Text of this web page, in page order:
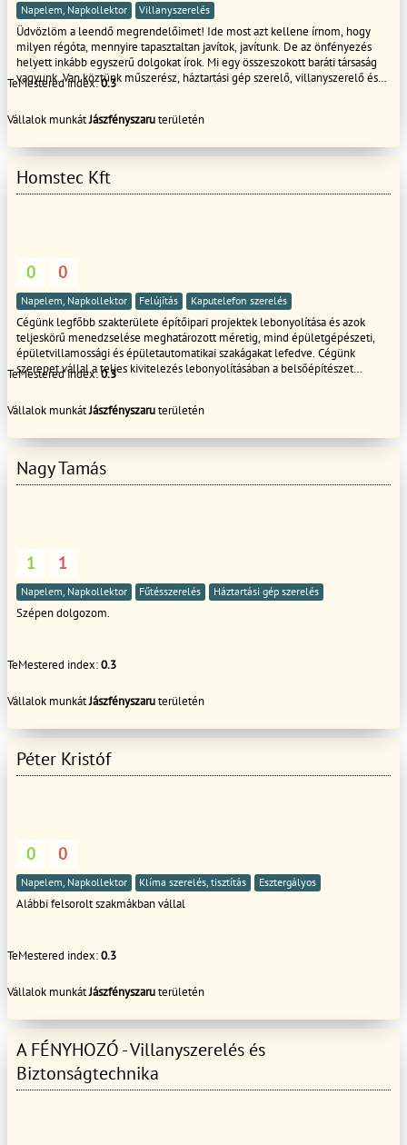
Napelem, Napkollektor Villanyszerelés
Üdvözlöm a leendő megrendelőimet! Ide most azt kellene írnom, hogy
milyen régóta, mennyire tapasztaltan javítok, javítunk. De az önfényezés
helyett inkább egyszerű dolgokat írok. Mi egy összeszokott baráti társaság
vagyunk. Van köztünk műszerész, háztartási gép szerelő, villanyszerelő és
festő sem!). Mindannyian igényesek vagyunk a munkánkra és tiszteljük a
során nem tesszük a másik munkájának gyümölcsét tönkre. Mindamellett
igyekszünk szolid, de korrekt árakon dolgozni, hisz nem egy munkából kell
meg gazdagodni, hanem a folyamatos munkából kell megélni, elégedett
a bemutatkozás végigolvasásra!
TeMestered index:0.3
Vállalok munkátJászfényszaruterületén
Homstec Kft
0 0
Napelem, Napkollektor Felújítás Kaputelefon szerelés
Cégünk legfőbb szakterülete építőipari projektek lebonyolítása és azok
teljeskörű menedzselése meghatározott méretig, mind épületgépészeti,
épületvillamossági és épületautomatikai szakágakat lefedve. Cégünk
szerepet vállal a teljes kivitelezés lebonyolításában a belsőépítészet
Lakás, ház, iroda, kereskedelmi egységek belsőépítészetének és
TeMestered index:0.3
Vállalok munkátJászfényszaruterületén
Nagy Tamás
1 1
Napelem, Napkollektor Fűtésszerelés Háztartási gép szerelés
Szépen dolgozom.
TeMestered index:0.3
Vállalok munkátJászfényszaruterületén
Péter Kristóf
0 0
Napelem, Napkollektor Klíma szerelés, tisztítás Esztergályos
Alábbi felsorolt szakmákban vállal
TeMestered index:0.3
Vállalok munkátJászfényszaruterületén
A FÉNYHOZÓ - Villanyszerelés és
Biztonságtechnika